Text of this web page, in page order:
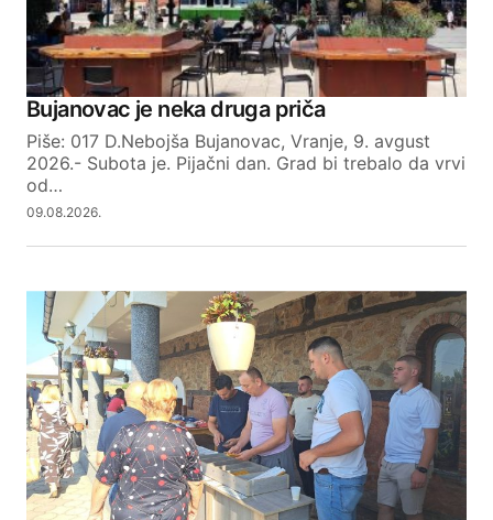
Bujanovac je neka druga priča
Piše: 017 D.Nebojša Bujanovac, Vranje, 9. avgust
2026.- Subota je. Pijačni dan. Grad bi trebalo da vrvi
od…
09.08.2026.